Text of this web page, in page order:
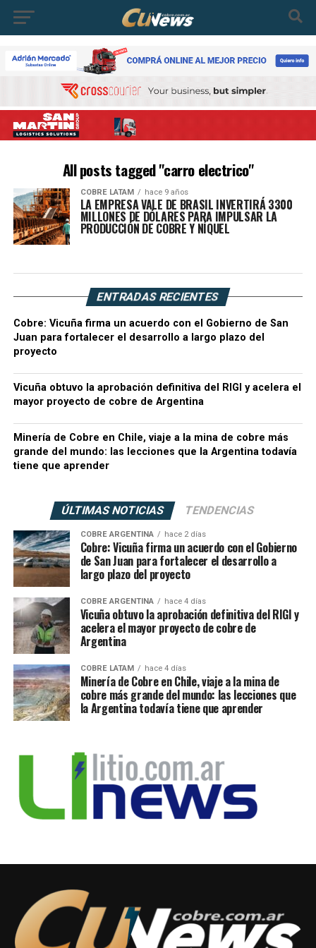
All posts tagged "carro electrico"
COBRE LATAM hace 9 años
LA EMPRESA VALE DE BRASIL INVERTIRÁ 3300
MILLONES DE DÓLARES PARA IMPULSAR LA
PRODUCCIÓN DE COBRE Y NÍQUEL
ENTRADAS RECIENTES
Cobre: Vicuña firma un acuerdo con el Gobierno de San
Juan para fortalecer el desarrollo a largo plazo del
proyecto
Vicuña obtuvo la aprobación definitiva del RIGI y acelera el
mayor proyecto de cobre de Argentina
Minería de Cobre en Chile, viaje a la mina de cobre más
grande del mundo: las lecciones que la Argentina todavía
tiene que aprender
ÚLTIMAS NOTICIAS TENDENCIAS
COBRE ARGENTINA hace 2 días
Cobre: Vicuña firma un acuerdo con el Gobierno
de San Juan para fortalecer el desarrollo a
largo plazo del proyecto
COBRE ARGENTINA hace 4 días
Vicuña obtuvo la aprobación definitiva del RIGI y
acelera el mayor proyecto de cobre de
Argentina
COBRE LATAM hace 4 días
Minería de Cobre en Chile, viaje a la mina de
cobre más grande del mundo: las lecciones que
la Argentina todavía tiene que aprender